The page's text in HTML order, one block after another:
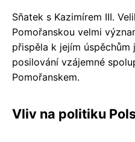
Sňatek s Kazimírem III.
Pomořanskou velmi
přispěla k jejím
posilování vzájemné
Pomořanskem.
Vliv na politiku